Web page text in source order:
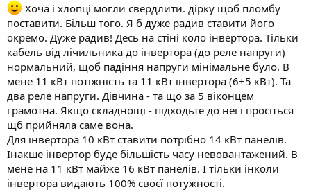
Хоча і хлопці могли свердлити. дірку щоб пломбу
поставити. Більш того. Я б дуже радив ставити його
окремо. Дуже радив! Десь на стіні коло інвертора. Тільки
кабель від лічильника до інвертора (до реле напруги)
нормальний, щоб падіння напруги мінімальне було. В
мене 11 кВт потіжність та 11 кВт інвертора (6+5 кВт). Та
два реле напруги. Дівчина - та що за 5 віконцем
грамотна. Якщо складнощі - підходьте до неї і просіться
щб прийняла саме вона.
Для інвертора 10 кВт ставити потрібно 14 кВт панелів.
Інакше інвертор буде більшість часу невовантажений. В
мене на 11 кВт майже 16 кВт панелів. І тільки інколи
інвертора видають 100% своєї потужності.